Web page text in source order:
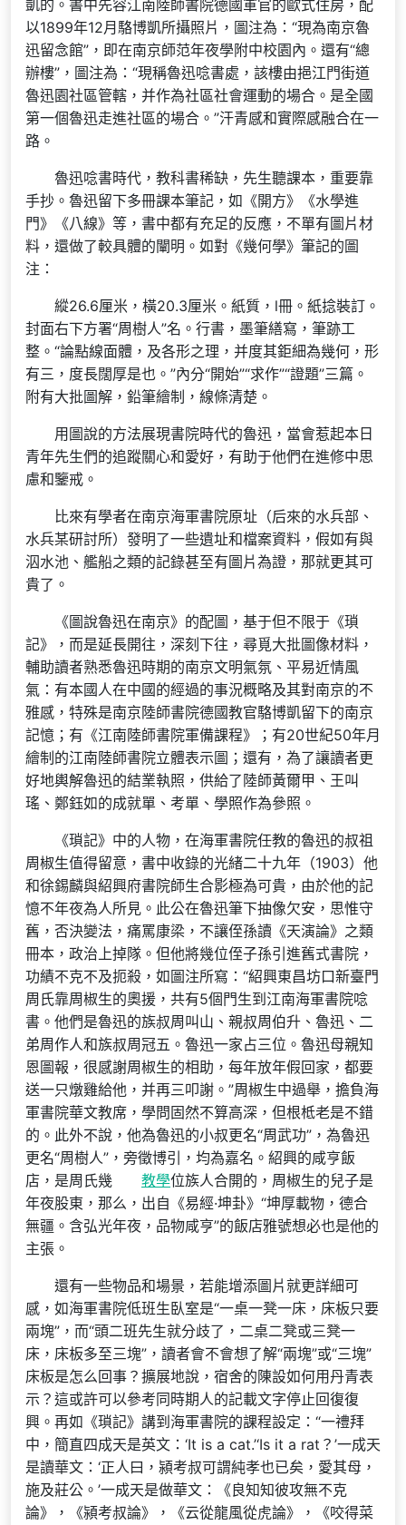
凱的。書中先容江南陸師書院德國軍官的歐式住房，配
以1899年12月駱博凱所攝照片，圖注為：“現為南京魯
迅留念館”，即在南京師范年夜學附中校園內。還有“總
辦樓”，圖注為：“現稱魯迅唸書處，該樓由挹江門街道
魯迅園社區管轄，并作為社區社會運動的場合。是全國
第一個魯迅走進社區的場合。”汗青感和實際感融合在一
路。
魯迅唸書時代，教科書稀缺，先生聽課本，重要靠
手抄。魯迅留下多冊課本筆記，如《開方》《水學進
門》《八線》等，書中都有充足的反應，不單有圖片材
料，還做了較具體的闡明。如對《幾何學》筆記的圖
注：
縱26.6厘米，橫20.3厘米。紙質，l冊。紙捻裝訂。
封面右下方署“周樹人”名。行書，墨筆繕寫，筆跡工
整。“論點線面體，及各形之理，并度其鉅細為幾何，形
有三，度長闊厚是也。”內分“開始”“求作”“證題”三篇。
附有大批圖解，鉛筆繪制，線條清楚。
用圖說的方法展現書院時代的魯迅，當會惹起本日
青年先生們的追蹤關心和愛好，有助于他們在進修中思
慮和鑒戒。
比來有學者在南京海軍書院原址（后來的水兵部、
水兵某研討所）發明了一些遺址和檔案資料，假如有與
泅水池、艦船之類的記錄甚至有圖片為證，那就更其可
貴了。
《圖說魯迅在南京》的配圖，基于但不限于《瑣
記》，而是延長開往，深刻下往，尋覓大批圖像材料，
輔助讀者熟悉魯迅時期的南京文明氣氛、平易近情風
氣：有本國人在中國的經過的事況概略及其對南京的不
雅感，特殊是南京陸師書院德國教官駱博凱留下的南京
記憶；有《江南陸師書院軍備課程》；有20世紀50年月
繪制的江南陸師書院立體表示圖；還有，為了讓讀者更
好地輿解魯迅的結業執照，供給了陸師黃爾甲、王叫
瑤、鄭鈺如的成就單、考單、學照作為參照。
《瑣記》中的人物，在海軍書院任教的魯迅的叔祖
周椒生值得留意，書中收錄的光緒二十九年（1903）他
和徐錫麟與紹興府書院師生合影極為可貴，由於他的記
憶不年夜為人所見。此公在魯迅筆下抽像欠安，思惟守
舊，否決變法，痛罵康梁，不讓侄孫讀《天演論》之類
冊本，政治上掉隊。但他將幾位侄子孫引進舊式書院，
功績不克不及扼殺，如圖注所寫：“紹興東昌坊口新臺門
周氏靠周椒生的奧援，共有5個門生到江南海軍書院唸
書。他們是魯迅的族叔周叫山、親叔周伯升、魯迅、二
弟周作人和族叔周冠五。魯迅一家占三位。魯迅母親知
恩圖報，很感謝周椒生的相助，每年放年假回家，都要
送一只燉雞給他，并再三叩謝。”周椒生中過舉，擔負海
軍書院華文教席，學問固然不算高深，但根柢老是不錯
的。此外不說，他為魯迅的小叔更名“周武功”，為魯迅
更名“周樹人”，旁徵博引，均為嘉名。紹興的咸亨飯
店，是周氏幾
教學位族人合開的，周椒生的兒子是
年夜股東，那么，出自《易經·坤卦》“坤厚載物，德合
無疆。含弘光年夜，品物咸亨”的飯店雅號想必也是他的
主張。
還有一些物品和場景，若能增添圖片就更詳細可
感，如海軍書院低班生臥室是“一桌一凳一床，床板只要
兩塊”，而“頭二班先生就分歧了，二桌二凳或三凳一
床，床板多至三塊”，讀者會不會想了解“兩塊”或“三塊”
床板是怎么回事？擴展地說，宿舍的陳設如何用丹青表
示？這或許可以參考同時期人的記載文字停止回復復
興。再如《瑣記》講到海軍書院的課程設定：“一禮拜
中，簡直四成天是英文：‘It is a cat.’‘Is it a rat？’一成天
是讀華文：‘正人曰，潁考叔可謂純孝也已矣，愛其母，
施及莊公。’一成天是做華文：《良知知彼攻無不克
論》，《潁考叔論》，《云從龍風從虎論》，《咬得菜